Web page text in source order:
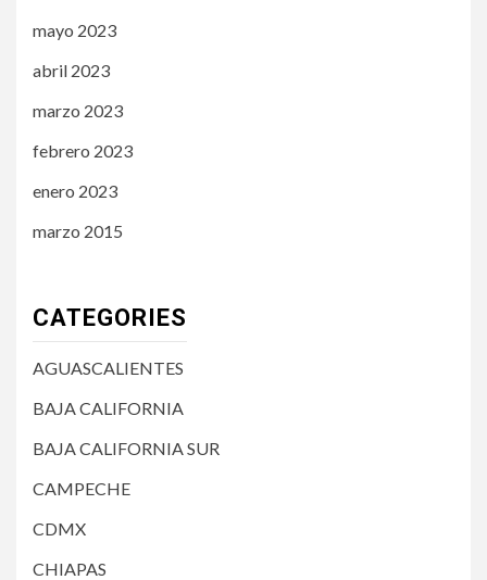
mayo 2023
abril 2023
marzo 2023
febrero 2023
enero 2023
marzo 2015
CATEGORIES
AGUASCALIENTES
BAJA CALIFORNIA
BAJA CALIFORNIA SUR
CAMPECHE
CDMX
CHIAPAS